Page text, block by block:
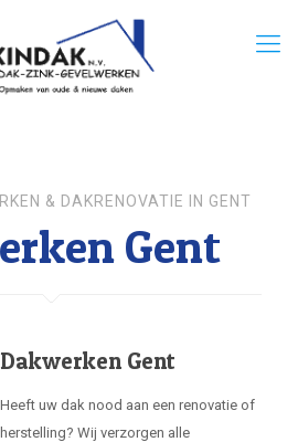
& DAKRENOVATIE IN GENT
Gent
Dakwerken Gent
Heeft uw dak nood aan een renovatie of
herstelling? Wij verzorgen alle